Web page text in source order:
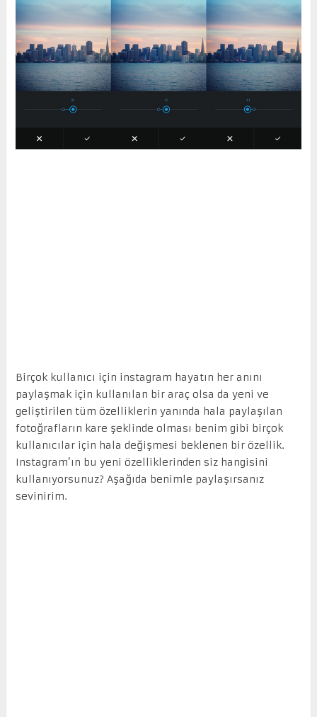
Birçok kullanıcı için instagram hayatın her anını
paylaşmak için kullanılan bir araç olsa da yeni ve
geliştirilen tüm özelliklerin yanında hala paylaşılan
fotoğrafların kare şeklinde olması benim gibi birçok
kullanıcılar için hala değişmesi beklenen bir özellik.
Instagram’ın bu yeni özelliklerinden siz hangisini
kullanıyorsunuz? Aşağıda benimle paylaşırsanız
sevinirim.